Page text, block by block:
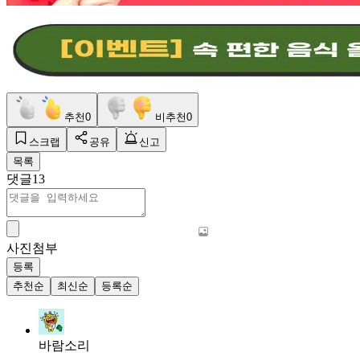
추천0 비추천0
스크랩 공유
신고
목록
댓글13
사진첨부
등록
추천순
최신순 등록순
바람소리